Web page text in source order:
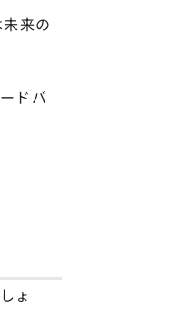
来の
ドバ
ょ